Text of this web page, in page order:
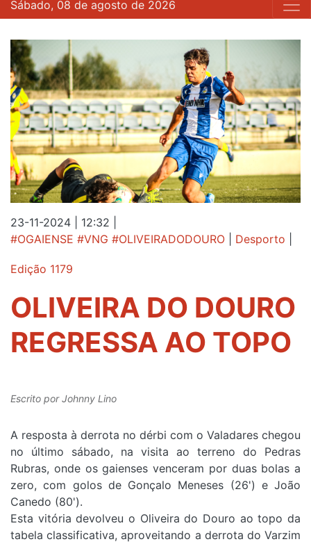
Sábado, 08 de agosto de 2026
23-11-2024 | 12:32
#OGAIENSE #VNG #OLIVEIRADODOURO
Desporto
Edição 1179
OLIVEIRA DO DOURO
REGRESSA AO TOPO
Escrito porJohnny Lino
A resposta à derrota no dérbi com o Valadares chegou
no último sábado, na visita ao terreno do Pedras
Rubras, onde os gaienses venceram por duas bolas a
zero, com golos de Gonçalo Meneses (26') e João
Canedo (80').
Esta vitória devolveu o Oliveira do Douro ao topo da
tabela classificativa, aproveitando a derrota do Varzim